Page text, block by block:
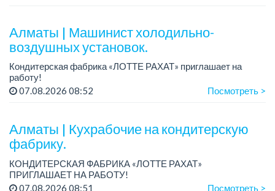
Алматы | Машинист холодильно-
воздушных установок.
Кондитерская фабрика «ЛОТТЕ РАХАТ» приглашает на
работу!
Зарплата: от 293 099 до 390 328 тенге.
07.08.2026 08:52 Посмотреть >
Алматы | Кухрабочие на кондитерскую
фабрику.
КОНДИТЕРСКАЯ ФАБРИКА «ЛОТТЕ РАХАТ»
ПРИГЛАШАЕТ НА РАБОТУ!
Зарплата: от 120 000 до 180 000 тенге.
07.08.2026 08:51 Посмотреть >